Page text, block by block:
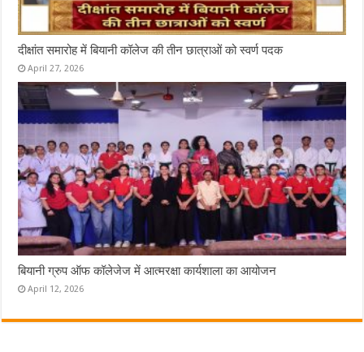
दीक्षांत समारोह में बियानी कॉलेज की तीन छात्राओं को स्वर्ण पदक
April 27, 2026
बियानी ग्रुप ऑफ कॉलेजेज में आत्मरक्षा कार्यशाला का आयोजन
April 12, 2026